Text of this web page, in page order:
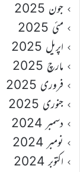
جون 2025
مئی 2025
اپریل 2025
مارچ 2025
فروری 2025
جنوری 2025
دسمبر 2024
نومبر 2024
اکتوبر 2024